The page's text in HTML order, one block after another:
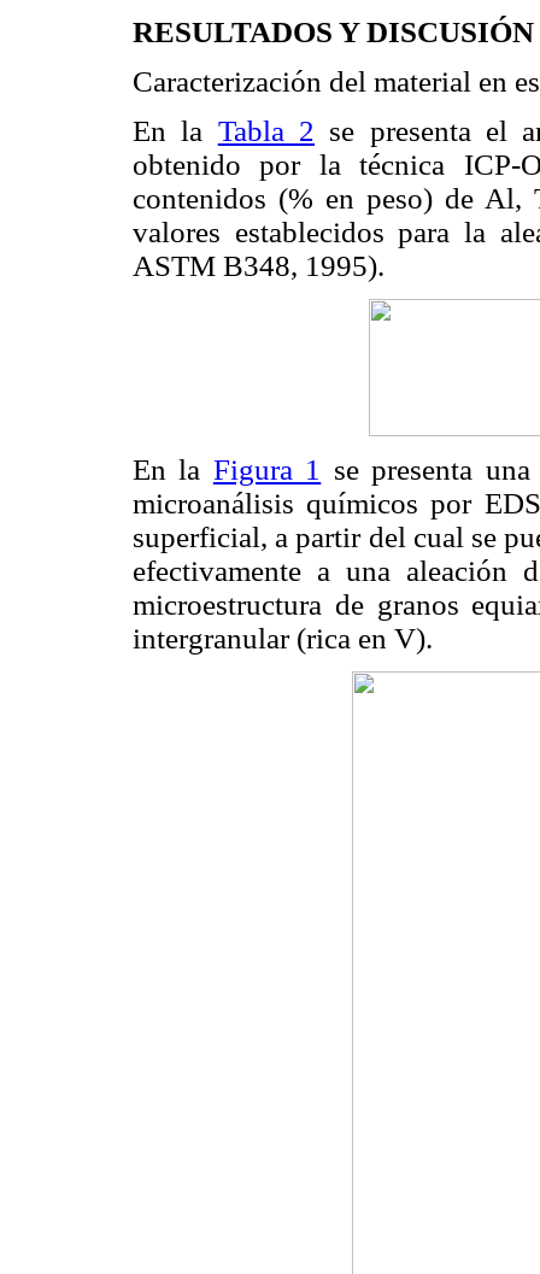
RESULTADOS Y DISCUSIÓN
Caracterización del material en
En la Tabla 2 se presenta el
obtenido por la técnica ICP-
contenidos (% en peso) de
valores establecidos para la
ASTM B348, 1995).
En la Figura 1
se presenta
microanálisis químicos por
superficial, a partir del cual se
efectivamente a una
microestructura de granos
intergranular (rica en V).